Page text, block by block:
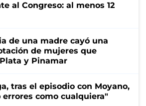
al Congreso: al menos 12
de una madre cayó una
de mujeres que
y Pinamar
tras el episodio con Moyano,
errores como cualquiera"